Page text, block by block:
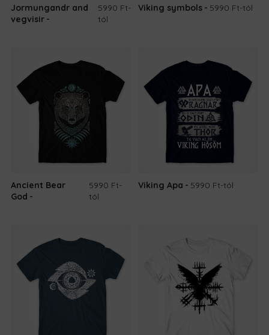
Jormungandr and
vegvisir
5990 Ft-
tól
Viking symbols 5990 Ft-tól
Ancient Bear
God
5990 Ft-
tól
Viking Apa 5990 Ft-tól